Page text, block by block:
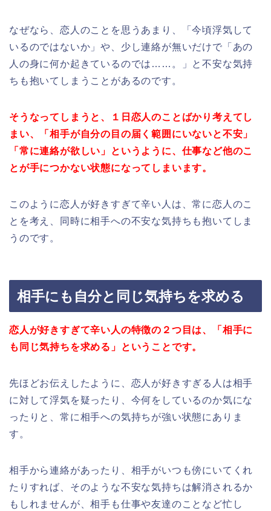
なぜなら、恋人のことを思うあまり、「今頃浮気して
いるのではないか」や、少し連絡が無いだけで「あの
人の身に何か起きているのでは……。」と不安な気持
ちも抱いてしまうことがあるのです。
そうなってしまうと、１日恋人のことばかり考えてし
まい、「相手が自分の目の届く範囲にいないと不安」
「常に連絡が欲しい」というように、仕事など他のこ
とが手につかない状態になってしまいます。
このように恋人が好きすぎて辛い人は、常に恋人のこ
とを考え、同時に相手への不安な気持ちも抱いてしま
うのです。
相手にも自分と同じ気持ちを求める
恋人が好きすぎて辛い人の特徴の２つ目は、「相手に
も同じ気持ちを求める」ということです。
先ほどお伝えしたように、恋人が好きすぎる人は相手
に対して浮気を疑ったり、今何をしているのか気にな
ったりと、常に相手への気持ちが強い状態にありま
す。
相手から連絡があったり、相手がいつも傍にいてくれ
たりすれば、そのような不安な気持ちは解消されるか
もしれませんが、相手も仕事や友達のことなど忙し